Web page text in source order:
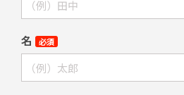
名 必須